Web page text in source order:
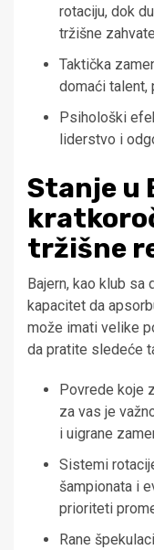
rotaciju, dok
tržišne
Taktička
domaći talent,
Psihološki
liderstvo i
Stanje u
tržišne
Bajern, kao klub
kapacitet da
može imati velike
da pratite sledeće
Povrede koje
za vas je
i uigrane
Sistemi
šampionata i
prioriteti
Rane